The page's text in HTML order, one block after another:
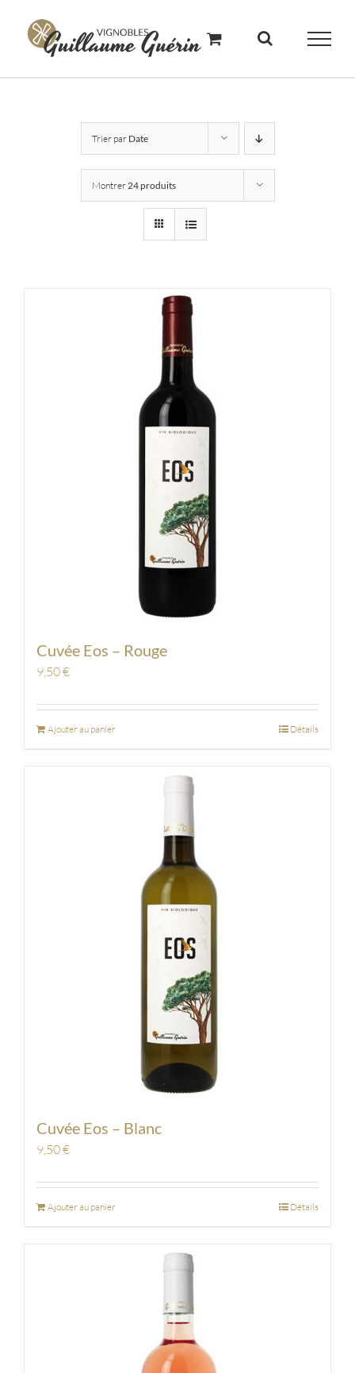
content
Trier par Date
Montrer24 produits
Cuvée Eos – Rouge
9,50€
Ajouter au panier Détails
Cuvée Eos – Blanc
9,50€
Ajouter au panier Détails